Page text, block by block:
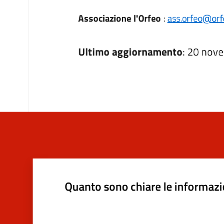
Associazione l'Orfeo :
Ultimo aggiornamento: 20
Quanto sono chiare le